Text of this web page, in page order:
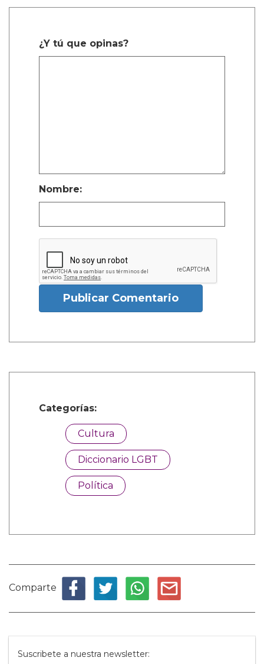
¿Y tú que opinas?
Nombre:
Publicar Comentario
Categorías:
Cultura
Diccionario LGBT
Política
Comparte
Suscribete a nuestra newsletter: